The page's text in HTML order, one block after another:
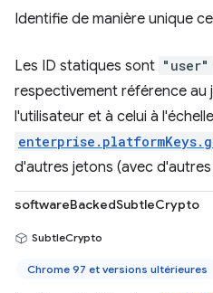
Identifie de manière unique ce
Les ID statiques sont "user"
respectivement référence au
l'utilisateur et à celui à
d'autres jetons (avec
softwareBackedSubtleCrypto
SubtleCrypto
Chrome 97 et versions ultérieures